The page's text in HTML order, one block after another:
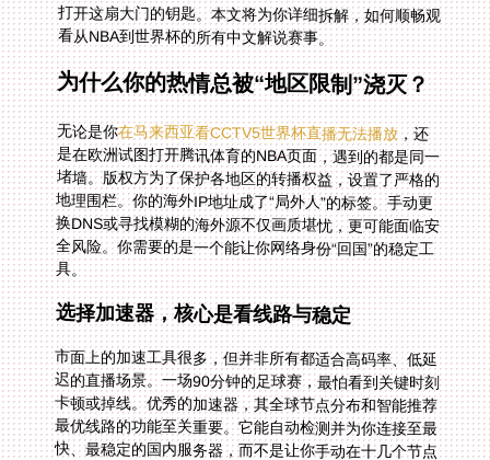
看从NBA到世界杯的所有中文解说赛事。
为什么你的热情总被“地区限制”浇灭？
无论是你在马来西亚看CCTV5世界杯直播无法播放，还
是在欧洲试图打开腾讯体育的NBA页面，遇到的都是同一
堵墙。版权方为了保护各地区的转播权益，设置了严格的
地理围栏。你的海外IP地址成了“局外人”的标签。手动更
换DNS或寻找模糊的海外源不仅画质堪忧，更可能面临安
全风险。你需要的是一个能让你网络身份“回国”的稳定工
具。
选择加速器，核心是看线路与稳定
市面上的加速工具很多，但并非所有都适合高码率、低延
迟的直播场景。一场90分钟的足球赛，最怕看到关键时刻
卡顿或掉线。优秀的加速器，其全球节点分布和智能推荐
最优线路的功能至关重要。它能自动检测并为你连接至最
快、最稳定的国内服务器，而不是让你手动在十几个节点
中盲目尝试。这就像拥有一个专业的网络导航员，确保你